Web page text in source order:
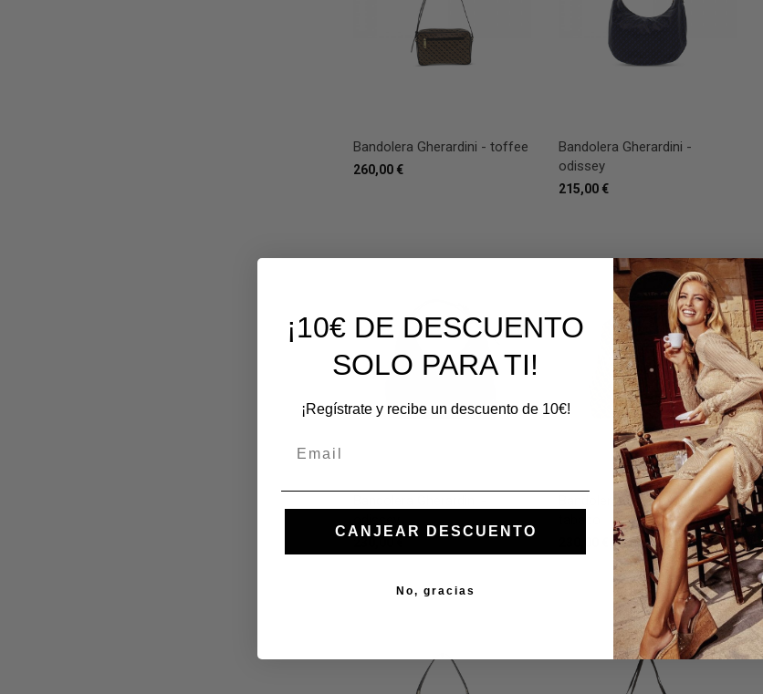
Bandolera Gherardini - toffee
260,00 €
Bandolera Gherardini -
odissey
215,00 €
Bandolera Gherardini -
¡10€ DE DESCUENTO
SOLO PARA TI!
¡Regístrate y recibe un descuento de 10€!
CANJEAR DESCUENTO
No, gracias